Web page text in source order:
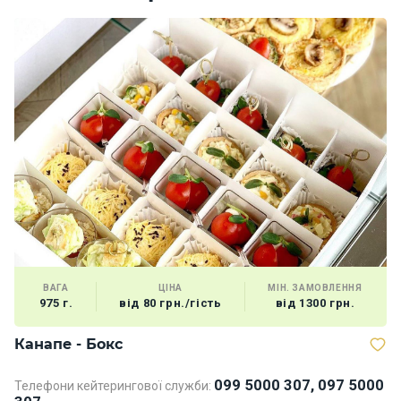
ВАГА
975 г.
ЦІНА
від 80 грн./гість
МІН. ЗАМОВЛЕННЯ
від 1300 грн.
Канапе - Бокс
Телефони кейтерингової служби: 099 5000 307, 097 5000